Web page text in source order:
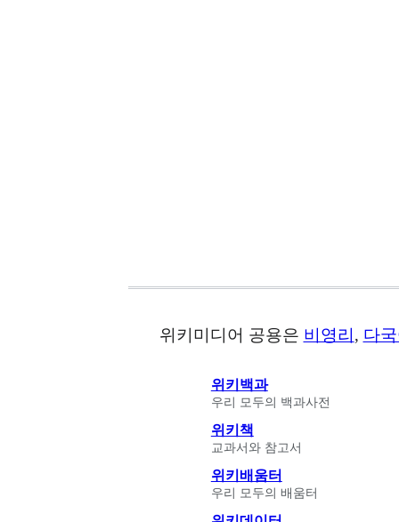
위키미디어 공용은 비영리 , 다
위키백과
우리 모두의 백과사전
위키책
교과서와 참고서
위키배움터
우리 모두의 배움터